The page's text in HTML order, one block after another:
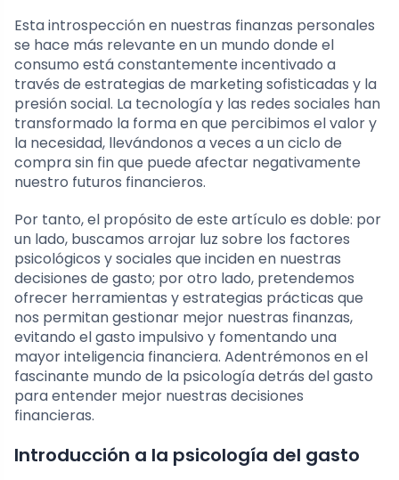
Esta introspección en nuestras finanzas personales
se hace más relevante en un mundo donde el
consumo está constantemente incentivado a
través de estrategias de marketing sofisticadas y la
presión social. La tecnología y las redes sociales han
transformado la forma en que percibimos el valor y
la necesidad, llevándonos a veces a un ciclo de
compra sin fin que puede afectar negativamente
nuestro futuros financieros.
Por tanto, el propósito de este artículo es doble: por
un lado, buscamos arrojar luz sobre los factores
psicológicos y sociales que inciden en nuestras
decisiones de gasto; por otro lado, pretendemos
ofrecer herramientas y estrategias prácticas que
nos permitan gestionar mejor nuestras finanzas,
evitando el gasto impulsivo y fomentando una
mayor inteligencia financiera. Adentrémonos en el
fascinante mundo de la psicología detrás del gasto
para entender mejor nuestras decisiones
financieras.
Introducción a la psicología del gasto